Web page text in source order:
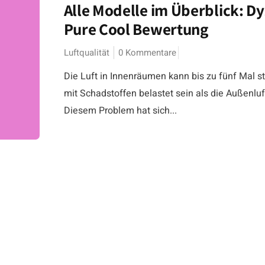
Alle Modelle im Überblick:
Pure Cool Bewertung
Luftqualität 0 Kommentare
Die Luft in Innenräumen kann bis zu fünf Mal
mit Schadstoffen belastet sein als die
Diesem Problem hat sich...